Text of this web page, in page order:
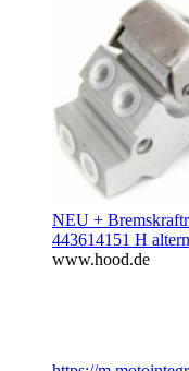
NEU +
443614151 H
www.hood.de